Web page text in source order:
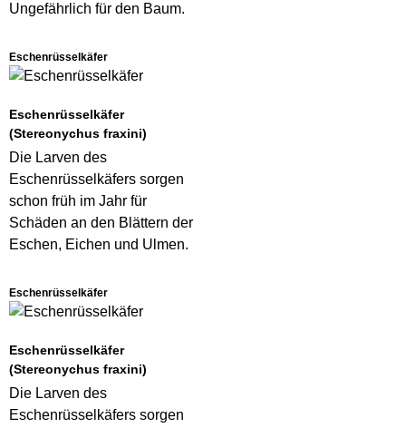
Ungefährlich für den Baum.
Eschenrüsselkäfer
Eschenrüsselkäfer
(Stereonychus fraxini)
Die Larven des
Eschenrüsselkäfers sorgen
schon früh im Jahr für
Schäden an den Blättern der
Eschen, Eichen und Ulmen.
Eschenrüsselkäfer
Eschenrüsselkäfer
(Stereonychus fraxini)
Die Larven des
Eschenrüsselkäfers sorgen